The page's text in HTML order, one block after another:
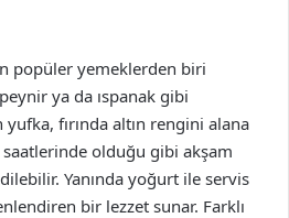
popüler yemeklerden biri
ya da ıspanak gibi
fırında altın rengini alana
olduğu gibi akşam
Yanında yoğurt ile servis
bir lezzet sunar. Farklı